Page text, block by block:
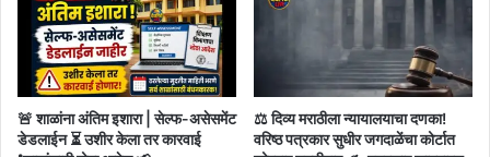
🚨 शाळांना अंतिम इशारा | सेल्फ-असेसमेंट
डेडलाईन ⏳ उशीर केला तर कारवाई
⚖️ दिव्य मराठीला न्यायालयाचा दणका!
वरिष्ठ पत्रकार सुधीर जगदाळेंचा कोर्टात